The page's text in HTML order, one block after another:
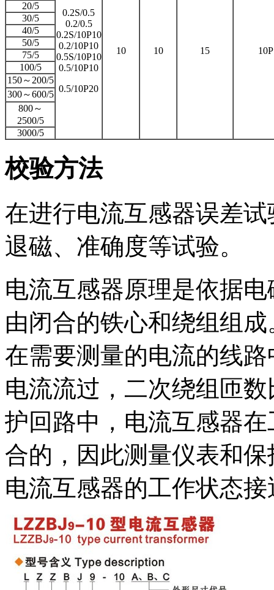
0.2S/0.5
0.2/0.5
0.2S/10P10
0.2/10P10
0.5S/10P10
0.5/10P10
0.5/10P20
10 10 15
20/5
30/5
40/5
50/5
75/5
100/5
150～200/5
300～600/5
800～
2500/5
3000/5
校验方法
在进行电流互感器误差
退磁、准确度等试验。
电流互感器原理是依据
由闭合的铁心和绕组组
在需要测量的电流的线
电流流过，二次绕组匝
护回路中，电流互感器
合的，因此测量仪表和
电流互感器的工作状态